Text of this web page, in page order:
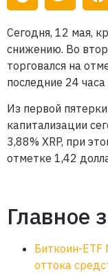
Сегодня, 12 мая,
снижению. Во
торговался на
последние 24
Из первой
капитализации
3,88% XRP, при
отметке 1,42
Главное
Биткоин-ETF
оттока